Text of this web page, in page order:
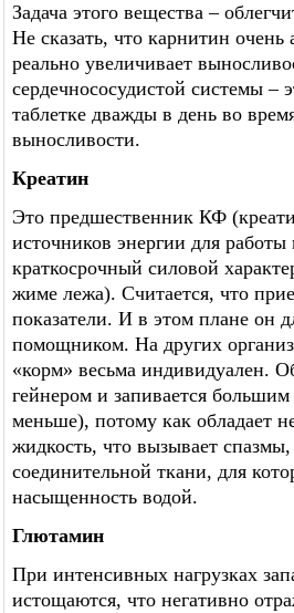
Задача этого вещества –
Не сказать, что карнитин
реально увеличивает
сердечнососудистой системы –
таблетке дважды в день во
выносливости.
Креатин
Это предшественник КФ
источников энергии для
краткосрочный силовой
жиме лежа). Считается, что
показатели. И в этом плане он
помощником. На других
«корм» весьма индивидуален.
гейнером и запивается
меньше), потому как обладает
жидкость, что вызывает
соединительной ткани, для
насыщенность водой.
Глютамин
При интенсивных нагрузках
истощаются, что негативно